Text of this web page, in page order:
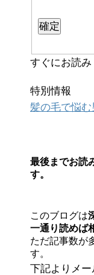
すぐにお読み
特別情報
髪の毛で悩
最後までお読
す。
このブログは
一通り読めば
ただ記事数が
す。
下記よりメー